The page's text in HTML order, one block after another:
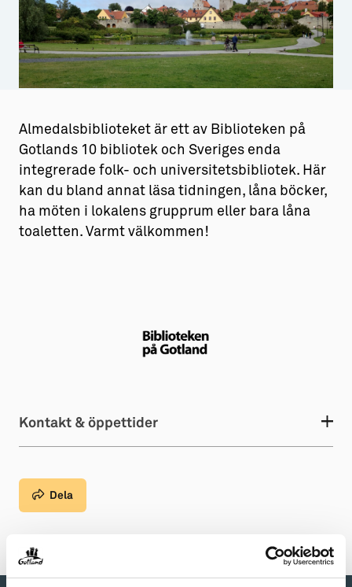
Aktiviteter
Sustainable Plejs
Möten & kongresser
Hansestaden världsarv
Gotlands kulturarv
Almedalsveckan
Medeltidsveckan
→ Gutamål och gotländska
Allt om bostad
→ Hyra bostad
→ Köpa bostad
→ Bygga hus
Allt om livet på Ön
→ Fritidsliv
Barn & Familj
Almedalsbiblioteket är ett av Biblioteken på
Gotlands 10 bibliotek och Sveriges enda
integrerade folk- och universitetsbibliotek. Här
kan du bland annat läsa tidningen, låna böcker,
ha möten i lokalens grupprum eller bara låna
toaletten. Varmt välkommen!
Kontakt & öppettider
Dela